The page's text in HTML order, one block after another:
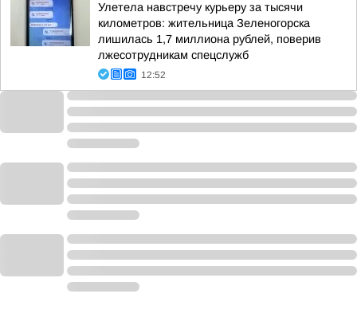
Улетела навстречу курьеру за тысячи
километров: жительница Зеленогорска
лишилась 1,7 миллиона рублей, поверив
лжесотрудникам спецслужб
12:52